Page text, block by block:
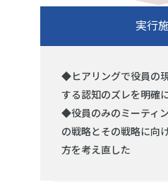
実行
◆ヒアリングで役員の
する認知のズレを明確
◆役員のみのミーティ
の戦略とその戦略に向
方を考え直した